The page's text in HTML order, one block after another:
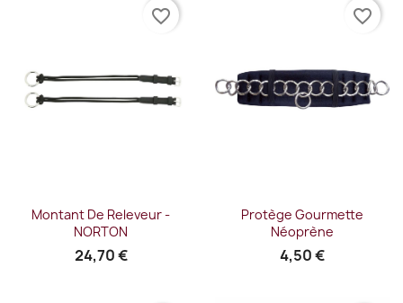
Montant De Releveur -
NORTON
24,70 €
favorite_border
Protège Gourmette
Néoprène
4,50 €
favorite_border